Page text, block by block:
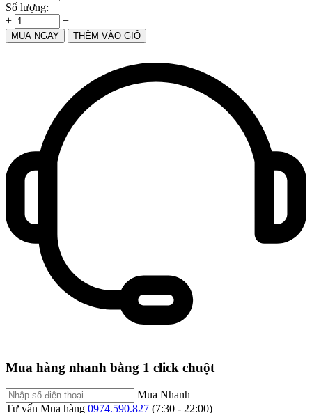
Số lượng:
+
−
MUA NGAY THÊM VÀO GIỎ
Mua hàng nhanh bằng 1 click chuột
Mua Nhanh
Tư vấn Mua hàng 0974.590.827 (7:30 - 22:00)